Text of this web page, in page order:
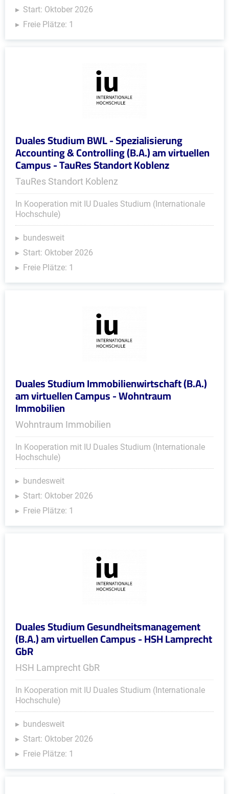
Start: Oktober 2026
Freie Plätze: 1
Duales Studium BWL - Spezialisierung
Accounting & Controlling (B.A.) am virtuellen
Campus - TauRes Standort Koblenz
TauRes Standort Koblenz
In Kooperation mit IU Duales Studium (Internationale
Hochschule)
bundesweit
Start: Oktober 2026
Freie Plätze: 1
Duales Studium Immobilienwirtschaft (B.A.)
am virtuellen Campus - Wohntraum
Immobilien
Wohntraum Immobilien
In Kooperation mit IU Duales Studium (Internationale
Hochschule)
bundesweit
Start: Oktober 2026
Freie Plätze: 1
Duales Studium Gesundheitsmanagement
(B.A.) am virtuellen Campus - HSH Lamprecht
GbR
HSH Lamprecht GbR
In Kooperation mit IU Duales Studium (Internationale
Hochschule)
bundesweit
Start: Oktober 2026
Freie Plätze: 1